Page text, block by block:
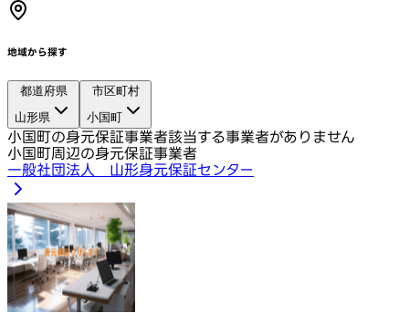
地域から探す
都道府県
山形県
市区町村
小国町
小国町の身元保証事業者該当する事業者がありません
小国町周辺の身元保証事業者
一般社団法人 山形身元保証センター